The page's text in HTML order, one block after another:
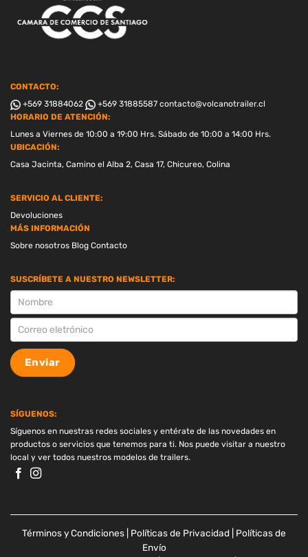
CONTACTO:
+569 31884062
+569 31885587 contacto@volcanotrailer.cl
HORARIO DE ATENCIÓN:
Lunes a Viernes de 10:00 a 19:00 Hrs. Sábado de 10:00 a 14:00 Hrs.
UBICACIÓN:
Casa Jacinta, Camino el Alba 2, Casa 17, Chicureo, Colina
SERVICIO AL CLIENTE:
Devoluciones
MÁS INFORMACIÓN
Sobre nosotros Blog Contacto
SUSCRÍBETE A NUESTRO NEWSLETTER:
SUSCRIPCION
Enviar
SÍGUENOS:
Síguenos en nuestras redes sociales y entérate de las novedades en
productos o servicios que tenemos para ti. Nos puede visitar a nuestro
local y ver todos nuestros modelos de trailers.
Términos y Condiciones Políticas de Privacidad
Políticas de
Envío